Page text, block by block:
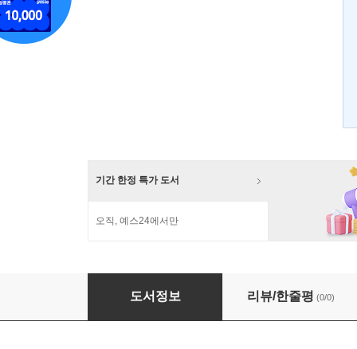
기간 한정 특가 도서
오직, 예스24에서만
삶으로 드러나는 믿음
도서정보 리뷰/한줄평 (0/0)